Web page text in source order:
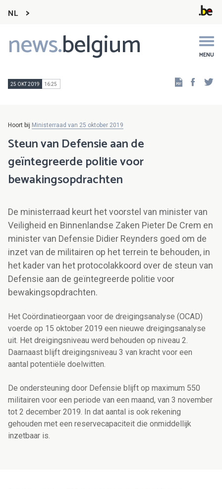
NL
news.belgium MENU
Main
navigation
25 OKT 2019 16:25
Hoort bij Ministerraad van 25 oktober 2019
Steun van Defensie aan de
geïntegreerde politie voor
bewakingsopdrachten
De ministerraad keurt het voorstel van minister van
Veiligheid en Binnenlandse Zaken Pieter De Crem en
minister van Defensie Didier Reynders goed om de
inzet van de militairen op het terrein te behouden, in
het kader van het protocolakkoord over de steun van
Defensie aan de geïntegreerde politie voor
bewakingsopdrachten.
Het Coördinatieorgaan voor de dreigingsanalyse (OCAD)
voerde op 15 oktober 2019 een nieuwe dreigingsanalyse
uit. Het dreigingsniveau werd behouden op niveau 2.
Daarnaast blijft dreigingsniveau 3 van kracht voor een
aantal potentiële doelwitten.
De ondersteuning door Defensie blijft op maximum 550
militairen voor een periode van een maand, van 3 november
tot 2 december 2019. In dat aantal is ook rekening
gehouden met een reservecapaciteit die onmiddellijk
inzetbaar is.